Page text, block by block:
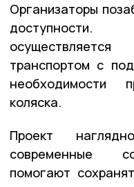
Организаторы
доступности.
транспортом с
необходимости
коляска.
Проект
современные
помогают